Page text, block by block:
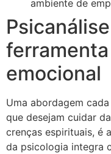
ambiente de
emocional
Uma abordagem
que desejam cuidar
crenças espirituais, é
da psicologia integra